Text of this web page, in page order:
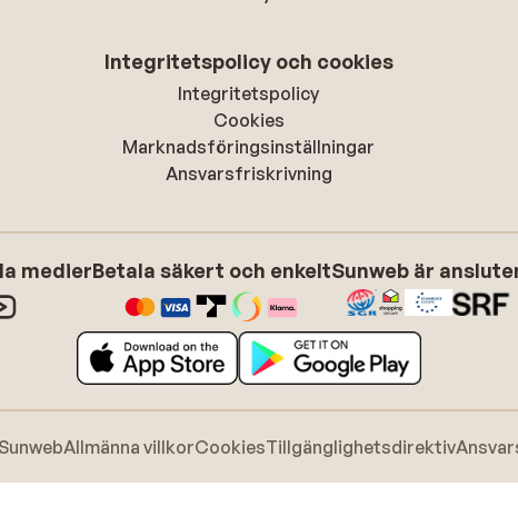
Integritetspolicy och cookies
Integritetspolicy
Cookies
Marknadsföringsinställningar
Ansvarsfriskrivning
medierBetala säkert och enkeltSunweb är
Allmänna villkorCookiesTillgänglighetsdirektiv